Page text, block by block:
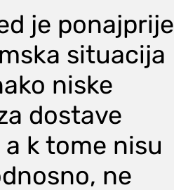
je ponajprije
situacija
niske
dostave
k tome nisu
ne